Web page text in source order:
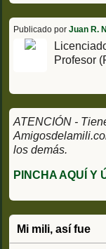
Publicado por Juan R.
Profesor
ATENCIÓN -
los demás.
PINCHA AQUÍ Y
Mi mili, así fue